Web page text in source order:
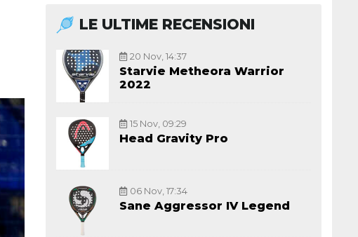
LE ULTIME RECENSIONI
20 Nov, 14:37
Starvie Metheora Warrior
2022
15 Nov, 09:29
Head Gravity Pro
06 Nov, 17:34
Sane Aggressor IV Legend